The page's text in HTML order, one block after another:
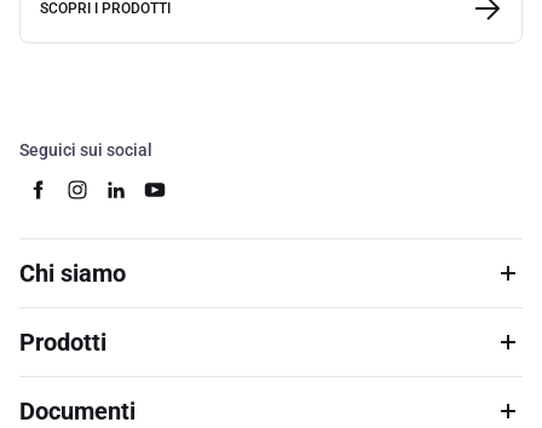
SCOPRI I PRODOTTI
Seguici sui social
Chi siamo
Prodotti
Documenti